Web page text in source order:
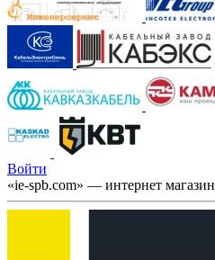
Войти
«ie-spb.com» — интернет магазин